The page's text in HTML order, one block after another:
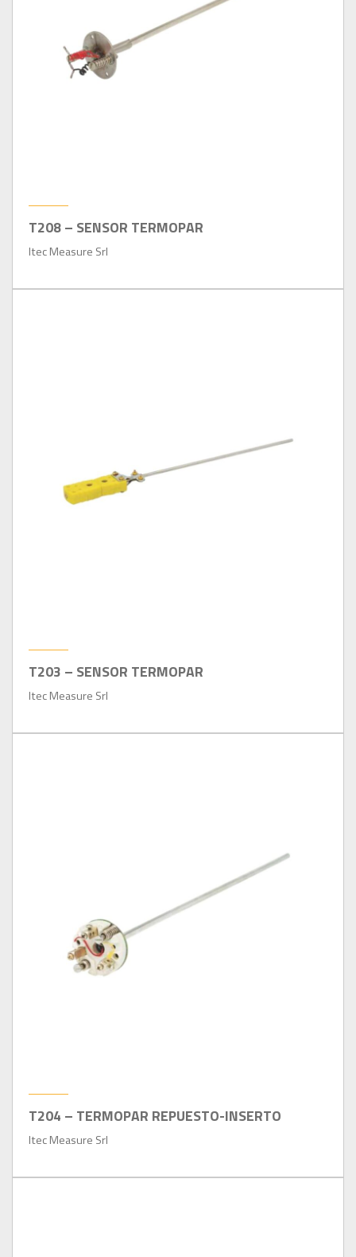
T208 – SENSOR TERMOPAR
Itec Measure Srl
T203 – SENSOR TERMOPAR
Itec Measure Srl
T204 – TERMOPAR REPUESTO-INSERTO
Itec Measure Srl